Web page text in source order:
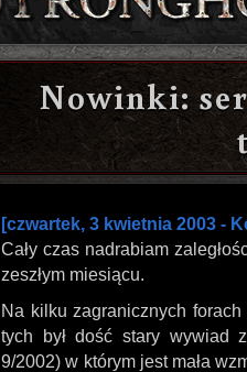
Nowinki:
[czwartek, 3 kwietnia 2003 -
Cały czas nadrabiam
zeszłym miesiącu.
Na kilku zagranicznych
tych był dość stary wywiad
9/2002) w którym jest mała